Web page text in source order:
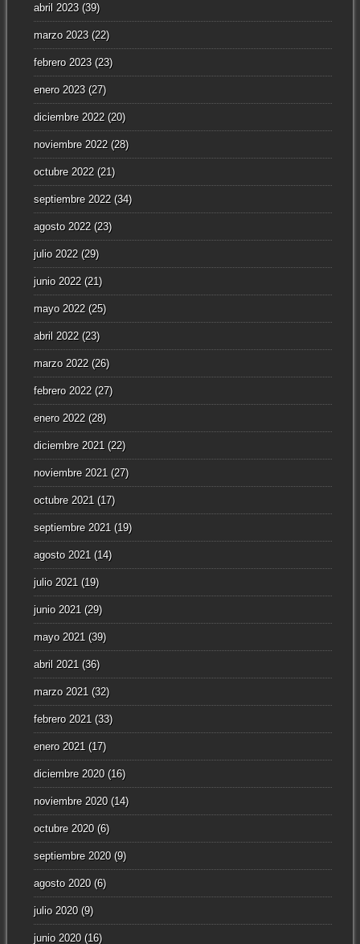
abril 2023(39)
marzo 2023(22)
febrero 2023(23)
enero 2023(27)
diciembre 2022(20)
noviembre 2022(28)
octubre 2022(21)
septiembre 2022(34)
agosto 2022(23)
julio 2022(29)
junio 2022(21)
mayo 2022(25)
abril 2022(23)
marzo 2022(26)
febrero 2022(27)
enero 2022(28)
diciembre 2021 (22)
noviembre 2021 (27)
octubre 2021 (17)
septiembre 2021 (19)
agosto 2021 (14)
julio 2021 (19)
junio 2021 (29)
mayo 2021 (39)
abril 2021 (36)
marzo 2021 (32)
febrero 2021 (33)
enero 2021 (17)
diciembre 2020(16)
noviembre 2020(14)
octubre 2020(6)
septiembre 2020(9)
agosto 2020(6)
julio 2020(9)
junio 2020(16)